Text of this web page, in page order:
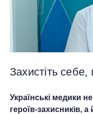
Захистіть
Українські медики
героїв-захисників,